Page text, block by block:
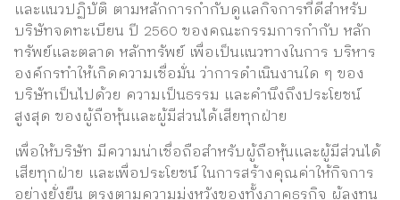
Contact
และแนวปฏิบัติ ตามหลักการกํากับดูแลกิจการที่ดีสําหรับ
บริษัทจดทะเบียน ปี 2560 ของคณะกรรมการกํากับ หลัก
ทรัพย์และตลาด หลักทรัพย์ เพื่อเป็นแนวทางในการ บริหาร
องค์กรทําให้เกิดความเชื่อมั่น ว่าการดําเนินงานใด ๆ ของ
บริษัทเป็นไปด้วย ความเป็นธรรม และคํานึงถึงประโยชน์
สูงสุด ของผู้ถือหุ้นและผู้มีส่วนได้เสียทุกฝ่าย
เพื่อให้บริษัท มีความน่าเชื่อถือสําหรับผู้ถือหุ้นและผู้มีส่วนได้
เสียทุกฝ่าย และเพื่อประโยชน์ ในการสร้างคุณค่าให้กิจการ
อย่างยั่งยืน ตรงตามความมุ่งหวังของทั้งภาคธุรกิจ ผู้ลงทุน